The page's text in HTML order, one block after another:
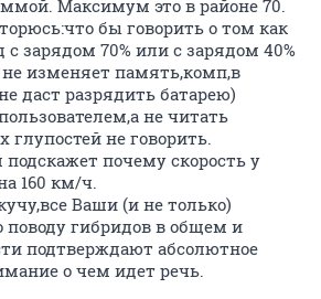
Максимум это в районе 70.
бы говорить о том как
с зарядом 70% или с зарядом 40%
изменяет память,комп,в
даст разрядить батарею)
не читать
глупостей не говорить.
почему скорость у
160 км/ч.
Ваши (и не только)
гибридов в общем и
подтверждают абсолютное
о чем идет речь.